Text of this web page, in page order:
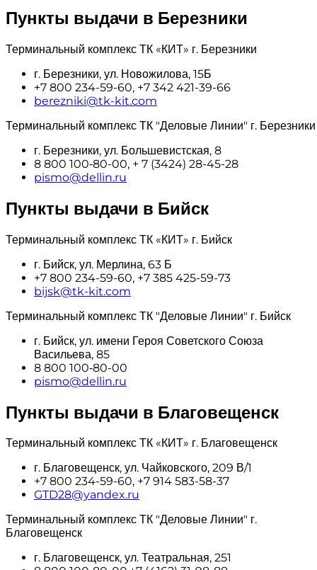
Пункты выдачи в Березники
Терминальный комплекс ТК «КИТ» г. Березники
г. Березники, ул. Новожилова, 15Б
+7 800 234-59-60, +7 342 421-39-66
berezniki@tk-kit.com
Терминальный комплекс ТК "Деловые Линии" г. Березники
г. Березники, ул. Большевистская, 8
8 800 100‑80-00, + 7 (3424) 28-45-28
pismo@dellin.ru
Пункты выдачи в Бийск
Терминальный комплекс ТК «КИТ» г. Бийск
г. Бийск, ул. Мерлина, 63 Б
+7 800 234-59-60, +7 385 425-59-73
bijsk@tk-kit.com
Терминальный комплекс ТК "Деловые Линии" г. Бийск
г. Бийск, ул. имени Героя Советского Союза
Васильева, 85
8 800 100‑80-00
pismo@dellin.ru
Пункты выдачи в Благовещенск
Терминальный комплекс ТК «КИТ» г. Благовещенск
г. Благовещенск, ул. Чайковского, 209 В/1
+7 800 234-59-60, +7 914 583-58-37
GTD28@yandex.ru
Терминальный комплекс ТК "Деловые Линии" г.
Благовещенск
г. Благовещенск, ул. Театральная, 251